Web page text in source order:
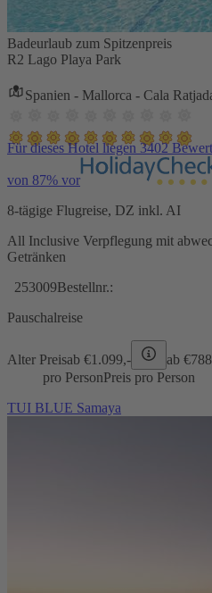
Badeurlaub zum Spitzenpreis
R2 Lago Playa Park
Spanien - Mallorca - Cala
Für dieses Hotel liegen 3402
von 87% vor
8-tägige Flugreise, DZ inkl. AI
All Inclusive Verpflegung mit
Getränken
253009Bestellnr.:
Pauschalreise
Alter Preisab €1.099,- ab €
pro PersonPreis pro Person
TUI BLUE Samaya